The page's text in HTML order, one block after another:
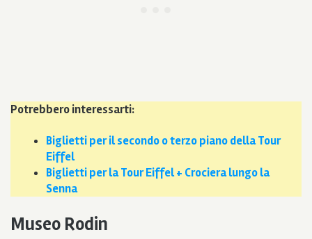
Potrebbero interessarti:
Biglietti per il secondo o terzo piano della Tour
Eiffel
Biglietti per la Tour Eiffel + Crociera lungo la
Senna
Museo Rodin